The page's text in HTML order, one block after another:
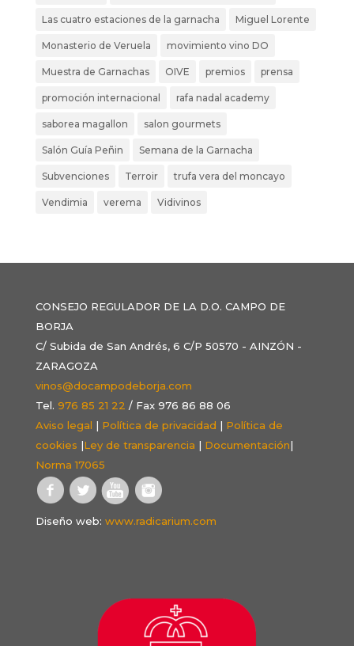
Las cuatro estaciones de la garnacha Miguel Lorente
Monasterio de Veruela movimiento vino DO
Muestra de Garnachas OIVE premios prensa
promoción internacional rafa nadal academy
saborea magallon salon gourmets
Salón Guía Peñin Semana de la Garnacha
Subvenciones Terroir trufa vera del moncayo
Vendimia verema Vidivinos
CONSEJO REGULADOR DE LA D.O. CAMPO DE
BORJA
C/ Subida de San Andrés, 6 C/P 50570 - AINZÓN -
ZARAGOZA
vinos@docampodeborja.com
Tel. 976 85 21 22 / Fax 976 86 88 06
Aviso legal | Política de privacidad | Política de
cookies |Ley de transparencia | Documentación|
Norma 17065
Diseño web: www.radicarium.com